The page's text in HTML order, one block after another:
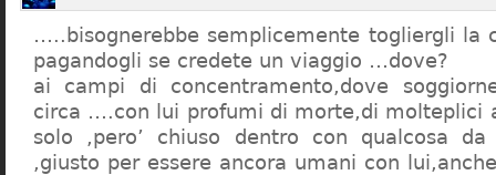
…..bisognerebbe semplicemente togliergli la
pagandogli se credete un viaggio …dove?
ai campi di concentramento,dove
circa ….con lui profumi di morte,di molteplici
solo ,pero’ chiuso dentro con qualcosa
,giusto per essere ancora umani con